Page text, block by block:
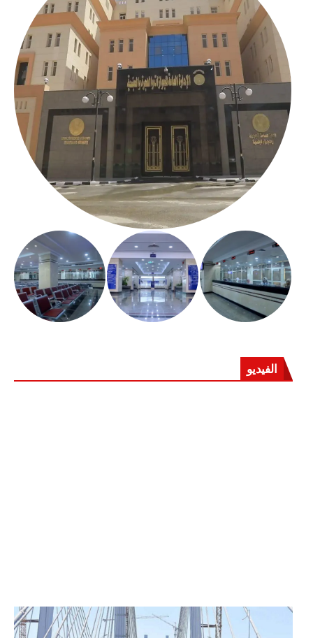
الفيديو
الرئيس عبد الفتاح السيسي يفتتح محور روض الفرج